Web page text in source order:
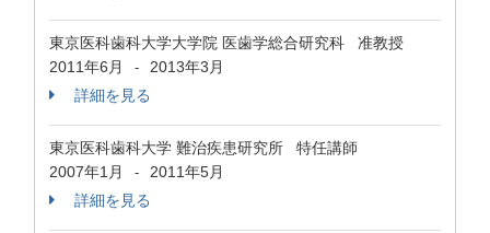
東京医科歯科大学大学院 医歯学総合研究科 准教授
2011年6月
-
2013年3月
詳細を見る
東京医科歯科大学 難治疾患研究所 特任講師
2007年1月
-
2011年5月
詳細を見る